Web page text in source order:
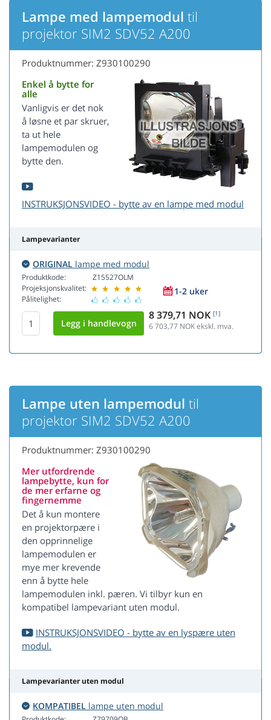
Lampe med lampemodul til
projektor SIM2 SDV52 A200
Produktnummer: Z930100290
Enkel å bytte for
alle
Vanligvis er det nok
å løsne et par skruer,
ta ut hele
lampemodulen og
bytte den.
INSTRUKSJONSVIDEO - bytte av en lampe med modul
Lampevarianter
ORIGINAL lampe med modul
Produktkode:
Projeksjonskvalitet:
Pålitelighet:
Z15527OLM
1-2 uker
8 379,71 NOK [1]
6 703,77 NOK ekskl. mva.
Lampe uten lampemodul til
projektor SIM2 SDV52 A200
Produktnummer: Z930100290
Mer utfordrende
lampebytte, kun for
de mer erfarne og
fingernemme
Det å kun montere
en projektorpære i
den opprinnelige
lampemodulen er
mye mer krevende
enn å bytte hele
lampemodulen inkl. pæren. Vi tilbyr kun en
kompatibel lampevariant uten modul.
INSTRUKSJONSVIDEO - bytte av en lyspære uten
modul.
Lampevarianter uten modul
KOMPATIBEL lampe uten modul